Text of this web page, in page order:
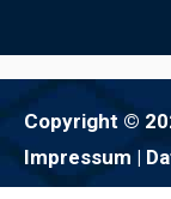
Copyright ©
Impressum |